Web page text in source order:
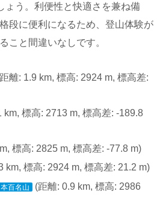
ょう。利便性と快適さを兼ね備
段に便利になるため、登山体験が
こと間違いなしです。
離: 1.9 km, 標高: 2924 m, 標高差:
km, 標高: 2713 m, 標高差: -189.8
標高: 2825 m, 標高差: -77.8 m)
km, 標高: 2924 m, 標高差: 21.2 m)
本百名山
(距離: 0.9 km, 標高: 2986